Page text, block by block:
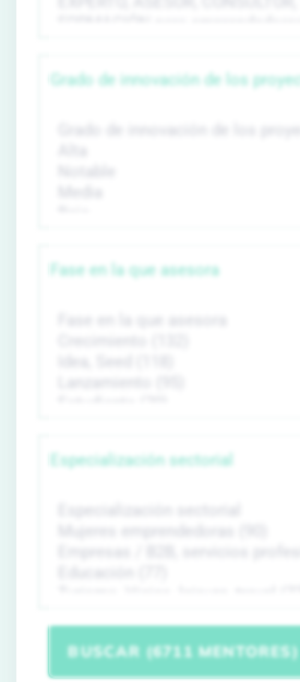
Grado de innovación de los
Fase en la que asesora
Especialización sectorial
BUSCAR (6711 MENTORES)